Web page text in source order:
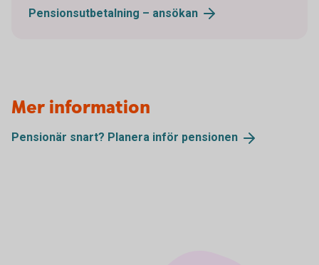
Pensionsutbetalning – ansökan
Mer information
Pensionär snart? Planera inför pensionen